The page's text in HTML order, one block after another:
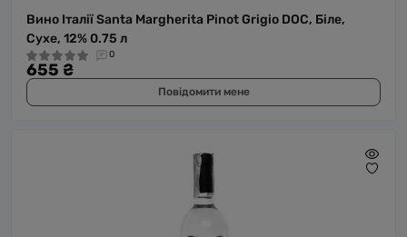
Вино Італії Santa Margherita Pinot Grigio DOC, Біле,
Сухе, 12% 0.75 л
0
655 ₴
Повідомити мене